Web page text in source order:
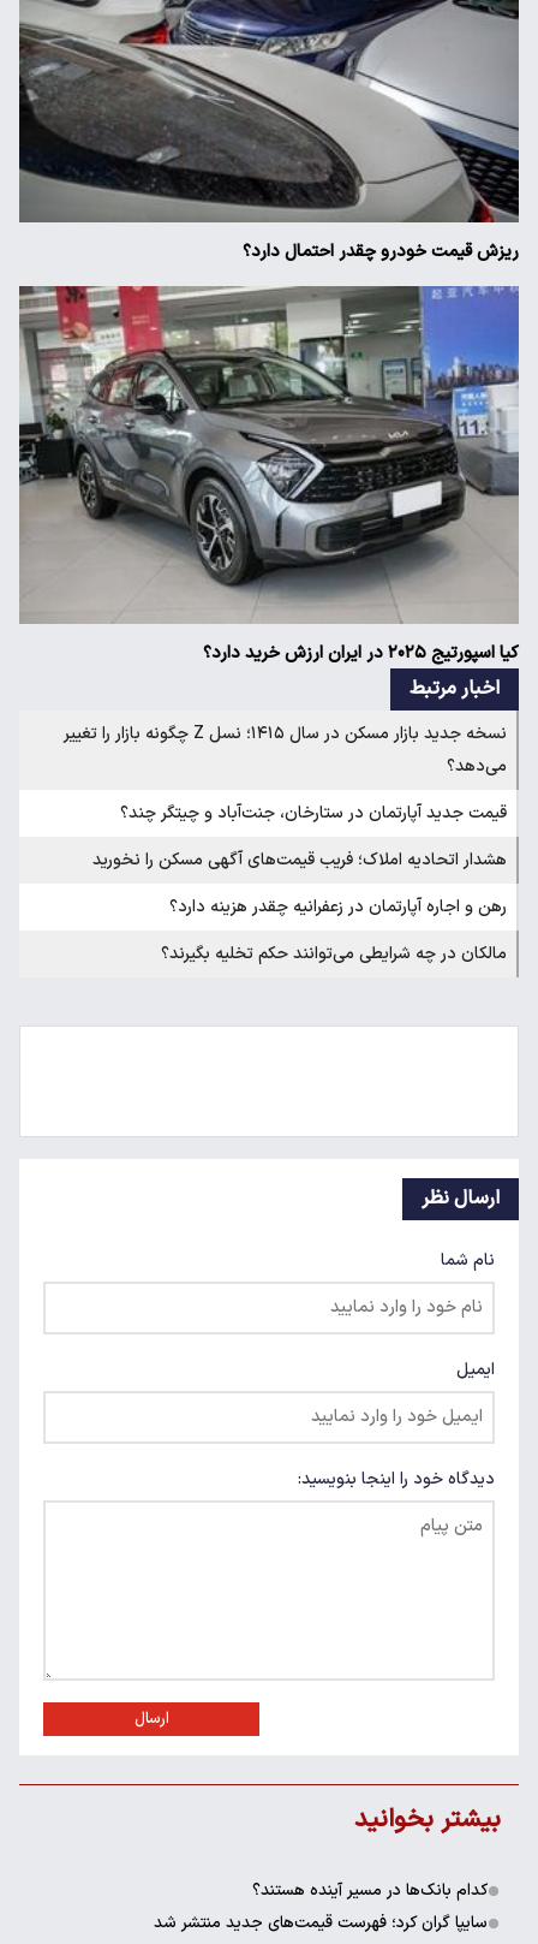
ریزش قیمت خودرو چقدر احتمال دارد؟
کیا اسپورتیج ۲۰۲۵ در ایران ارزش خرید دارد؟
اخبار مرتبط
نسخه جدید بازار مسکن در سال ۱۴۱۵؛ نسل Z چگونه بازار را تغییر
می‌دهد؟
قیمت جدید آپارتمان در ستارخان، جنت‌آباد و چیتگر چند؟
هشدار اتحادیه املاک؛ فریب قیمت‌های آگهی مسکن را نخورید
رهن و اجاره آپارتمان در زعفرانیه چقدر هزینه دارد؟
مالکان در چه شرایطی می‌توانند حکم تخلیه بگیرند؟
ارسال نظر
نام شما
ایمیل
دیدگاه خود را اینجا بنویسید:
ارسال
بیشتر بخوانید
کدام بانک‌ها در مسیر آینده هستند؟
سایپا گران کرد؛ فهرست قیمت‌های جدید منتشر شد